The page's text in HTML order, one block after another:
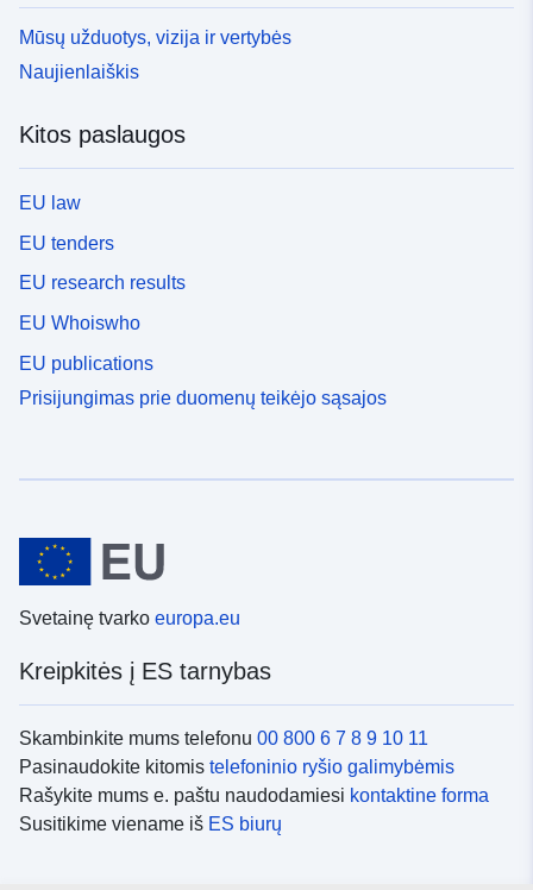
Mūsų užduotys, vizija ir vertybės
Naujienlaiškis
Kitos paslaugos
EU law
EU tenders
EU research results
EU Whoiswho
EU publications
Prisijungimas prie duomenų teikėjo sąsajos
Svetainę tvarko europa.eu
Kreipkitės į ES tarnybas
Skambinkite mums telefonu 00 800 6 7 8 9 10 11
Pasinaudokite kitomis telefoninio ryšio galimybėmis
Rašykite mums e. paštu naudodamiesi kontaktine forma
Susitikime viename iš ES biurų